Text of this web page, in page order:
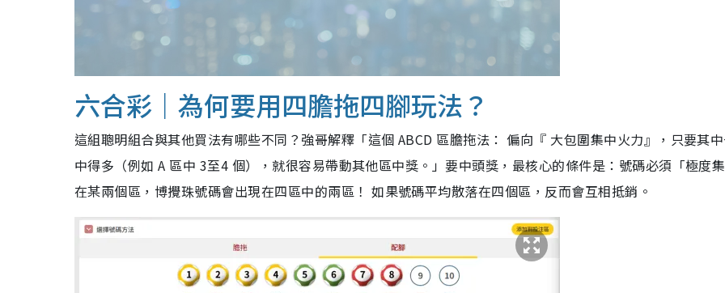
六合彩｜為何要用四膽拖四腳玩法？
這組聰明組合與其他買法有哪些不同？強哥解釋「​這個 ABCD 區膽拖法： 偏向『 大包圍集中火力』，只要其
中得多（例如 A 區中 3至4 個），就很容易帶動其他區中獎。」要中頭獎，最核心的條件是：號碼必須「極度
在某兩個區，博攪珠號碼會出現在四區中的兩區！ 如果號碼平均散落在四個區，反而會互相抵銷。